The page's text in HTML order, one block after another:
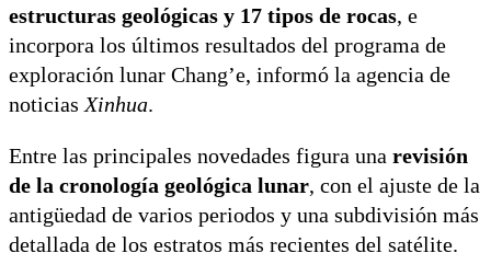
estructuras geológicas y 17 tipos de rocas, e
incorpora los últimos resultados del programa de
exploración lunar Chang’e, informó la agencia de
noticias Xinhua.
Entre las principales novedades figura una revisión
de la cronología geológica lunar, con el ajuste de la
antigüedad de varios periodos y una subdivisión más
detallada de los estratos más recientes del satélite.